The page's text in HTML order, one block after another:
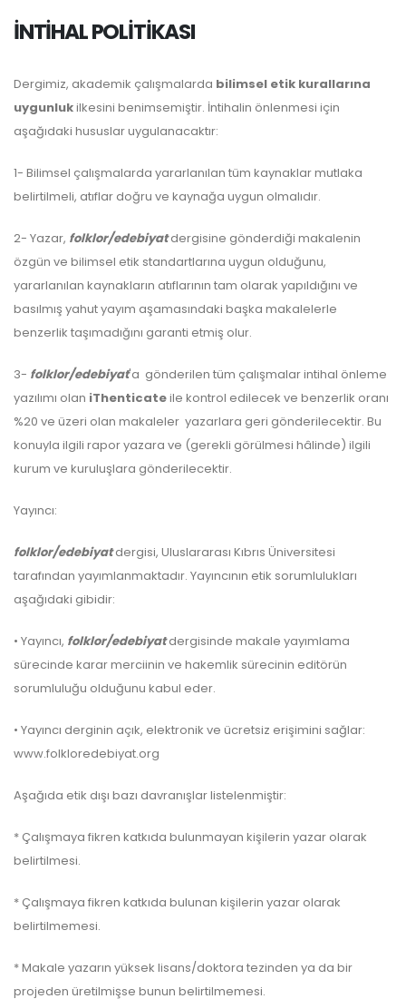
İNTİHAL POLİTİKASI
Dergimiz, akademik çalışmalarda bilimsel etik kurallarına
uygunlukilkesini benimsemiştir. İntihalin önlenmesi için
aşağıdaki hususlar uygulanacaktır:
1- Bilimsel çalışmalarda yararlanılan tüm kaynaklar mutlaka
belirtilmeli, atıflar doğru ve kaynağa uygun olmalıdır.
2- Yazar, folklor/edebiyatdergisine gönderdiği makalenin
özgün ve bilimsel etik standartlarına uygun olduğunu,
yararlanılan kaynakların atıflarının tam olarak yapıldığını ve
basılmış yahut yayım aşamasındaki başka makalelerle
benzerlik taşımadığını garanti etmiş olur.
3- folklor/edebiyat'a gönderilen tüm çalışmalar intihal önleme
yazılımı olan iThenticateile kontrol edilecek ve benzerlik oranı
%20 ve üzeri olan makaleler yazarlara geri gönderilecektir. Bu
konuyla ilgili rapor yazara ve (gerekli görülmesi hâlinde) ilgili
kurum ve kuruluşlara gönderilecektir.
Yayıncı:
folklor/edebiyatdergisi, Uluslararası Kıbrıs Üniversitesi
tarafından yayımlanmaktadır. Yayıncının etik sorumlulukları
aşağıdaki gibidir:
• Yayıncı, folklor/edebiyatdergisinde makale yayımlama
sürecinde karar merciinin ve hakemlik sürecinin editörün
sorumluluğu olduğunu kabul eder.
• Yayıncı derginin açık, elektronik ve ücretsiz erişimini sağlar:
www.folkloredebiyat.org
Aşağıda etik dışı bazı davranışlar listelenmiştir:
* Çalışmaya fikren katkıda bulunmayan kişilerin yazar olarak
belirtilmesi.
* Çalışmaya fikren katkıda bulunan kişilerin yazar olarak
belirtilmemesi.
* Makale yazarın yüksek lisans/doktora tezinden ya da bir
projeden üretilmişse bunun belirtilmemesi.